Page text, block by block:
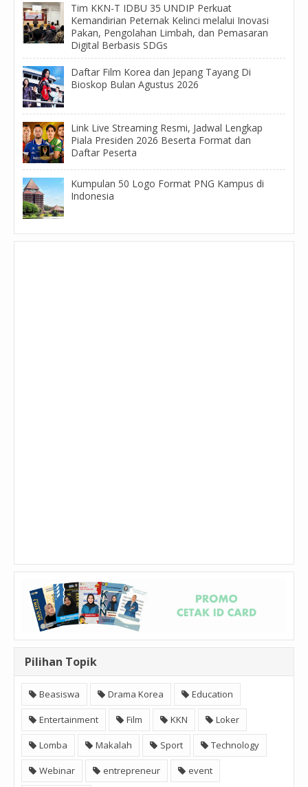
Tim KKN-T IDBU 35 UNDIP Perkuat
Kemandirian Peternak Kelinci melalui Inovasi
Pakan, Pengolahan Limbah, dan Pemasaran
Digital Berbasis SDGs
Daftar Film Korea dan Jepang Tayang Di
Bioskop Bulan Agustus 2026
Link Live Streaming Resmi, Jadwal Lengkap
Piala Presiden 2026 Beserta Format dan
Daftar Peserta
Kumpulan 50 Logo Format PNG Kampus di
Indonesia
Pilihan Topik
Beasiswa Drama Korea Education
Entertainment Film KKN Loker
Lomba Makalah Sport Technology
Webinar entrepreneur event